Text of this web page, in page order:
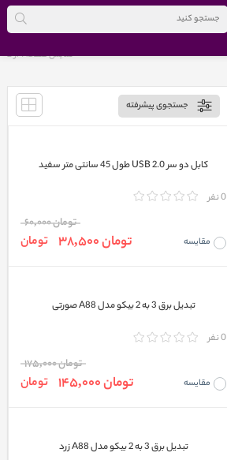
نمایش صفحه 1 از 2
جستجوی پیشرفته
کابل دو سر USB 2.0 طول 45 سانتی متر سفید
0 نفر
مقایسه
تومان 60,000
تومان 38,500 تومان
تبدیل برق 3 به 2 بیکو مدل A88 صورتی
0 نفر
مقایسه
تومان 175,000
تومان 145,000 تومان
تبدیل برق 3 به 2 بیکو مدل A88 زرد